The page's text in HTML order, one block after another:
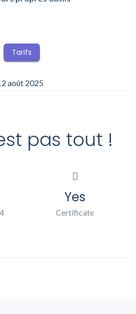
Tarifs
août 2025
pas tout !
Yes
Certificate